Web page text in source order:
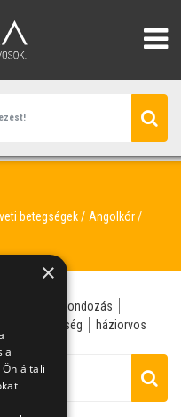
betegségek
Angolkór
csecsemőgondozás
gyengeség háziorvos
×
a
általi